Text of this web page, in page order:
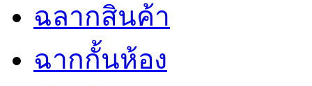
ฉลากสินค้า
ฉากกั้นห้อง